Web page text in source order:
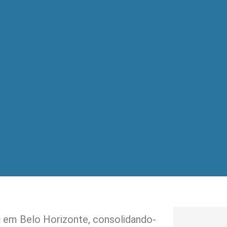
Belo Horizonte, consolidando-